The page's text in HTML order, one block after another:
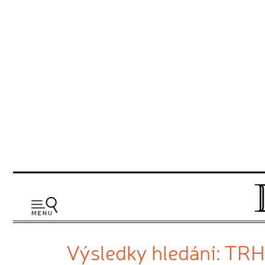
Výsledky hledání: